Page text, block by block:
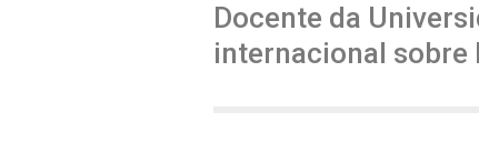
Docente da
internacional